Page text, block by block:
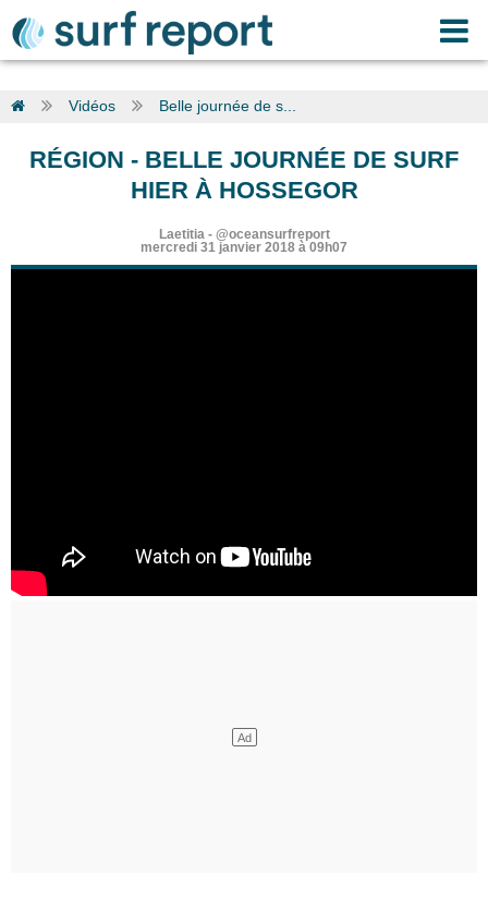
Vidéos Belle journée de s...
RÉGION - BELLE JOURNÉE DE SURF
HIER À HOSSEGOR
Laetitia- @oceansurfreport
mercredi 31 janvier 2018 à 09h07